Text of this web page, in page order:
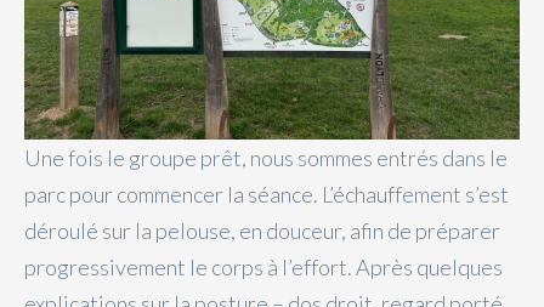
Une fois le groupe prêt, nous sommes entrés dans le
parc pour commencer la séance. L’échauffement s’est
déroulé sur la pelouse, en douceur, afin de préparer
progressivement le corps à l’effort. Après quelques